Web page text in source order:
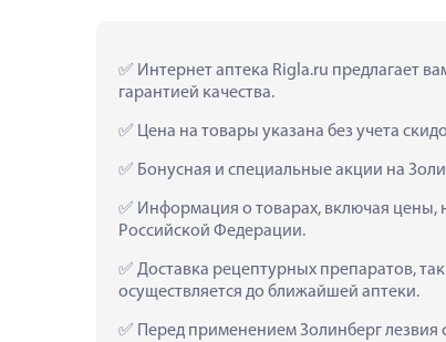
Интернет аптека Rigla.ru предлагает
гарантией качества.
Цена на товары указана без учета
Бонусная и специальные акции на
Информация о товарах, включая цены,
Российской Федерации.
Доставка рецептурных препаратов,
осуществляется до ближайшей аптеки.
Перед применением Золинберг лезвия